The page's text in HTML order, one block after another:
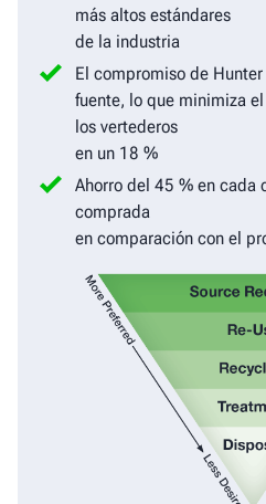
más altos estándares
de la industria
El compromiso de
fuente, lo que minimiza
los vertederos
en un 18 %
Ahorro del 45 % en cada
comprada
en comparación con el